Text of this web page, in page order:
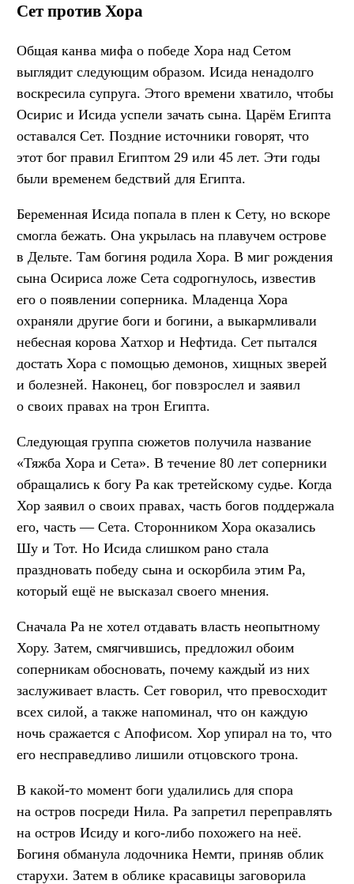
Сет против Хора
Общая канва мифа о победе Хора над Сетом
выглядит следующим образом. Исида ненадолго
воскресила супруга. Этого времени хватило, чтобы
Осирис и Исида успели зачать сына. Царём Египта
оставался Сет. Поздние источники говорят, что
этот бог правил Египтом 29 или 45 лет. Эти годы
были временем бедствий для Египта.
Беременная Исида попала в плен к Сету, но вскоре
смогла бежать. Она укрылась на плавучем острове
в Дельте. Там богиня родила Хора. В миг рождения
сына Осириса ложе Сета содрогнулось, известив
его о появлении соперника. Младенца Хора
охраняли другие боги и богини, а выкармливали
небесная корова Хатхор и Нефтида. Сет пытался
достать Хора с помощью демонов, хищных зверей
и болезней. Наконец, бог повзрослел и заявил
о своих правах на трон Египта.
Следующая группа сюжетов получила название
«Тяжба Хора и Сета». В течение 80 лет соперники
обращались к богу Ра как третейскому судье. Когда
Хор заявил о своих правах, часть богов поддержала
его, часть — Сета. Сторонником Хора оказались
Шу и Тот. Но Исида слишком рано стала
праздновать победу сына и оскорбила этим Ра,
который ещё не высказал своего мнения.
Сначала Ра не хотел отдавать власть неопытному
Хору. Затем, смягчившись, предложил обоим
соперникам обосновать, почему каждый из них
заслуживает власть. Сет говорил, что превосходит
всех силой, а также напоминал, что он каждую
ночь сражается с Апофисом. Хор упирал на то, что
его несправедливо лишили отцовского трона.
В какой-то момент боги удалились для спора
на остров посреди Нила. Ра запретил переправлять
на остров Исиду и кого-либо похожего на неё.
Богиня обманула лодочника Немти, приняв облик
старухи. Затем в облике красавицы заговорила